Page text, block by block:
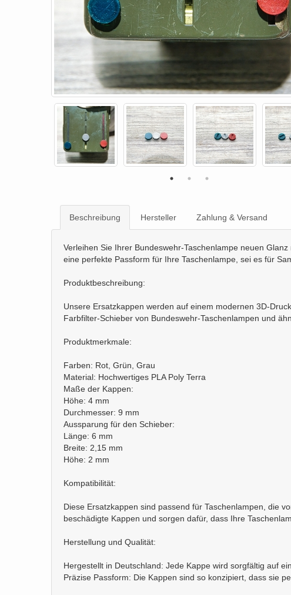
Beschreibung Hersteller Zahlung & Versand
Verleihen Sie Ihrer Bundeswehr-Taschenlampe neuen
eine perfekte Passform für Ihre Taschenlampe, sei es für
Produktbeschreibung:
Unsere Ersatzkappen werden auf einem modernen 3D-
Farbfilter-Schieber von Bundeswehr-Taschenlampen und
Produktmerkmale:
Farben: Rot, Grün, Grau
Material: Hochwertiges PLA Poly Terra
Maße der Kappen:
Höhe: 4 mm
Durchmesser: 9 mm
Aussparung für den Schieber:
Länge: 6 mm
Breite: 2,15 mm
Höhe: 2 mm
Kompatibilität:
Diese Ersatzkappen sind passend für Taschenlampen, die
beschädigte Kappen und sorgen dafür, dass Ihre
Herstellung und Qualität:
Hergestellt in Deutschland: Jede Kappe wird sorgfältig auf
Präzise Passform: Die Kappen sind so konzipiert, dass sie